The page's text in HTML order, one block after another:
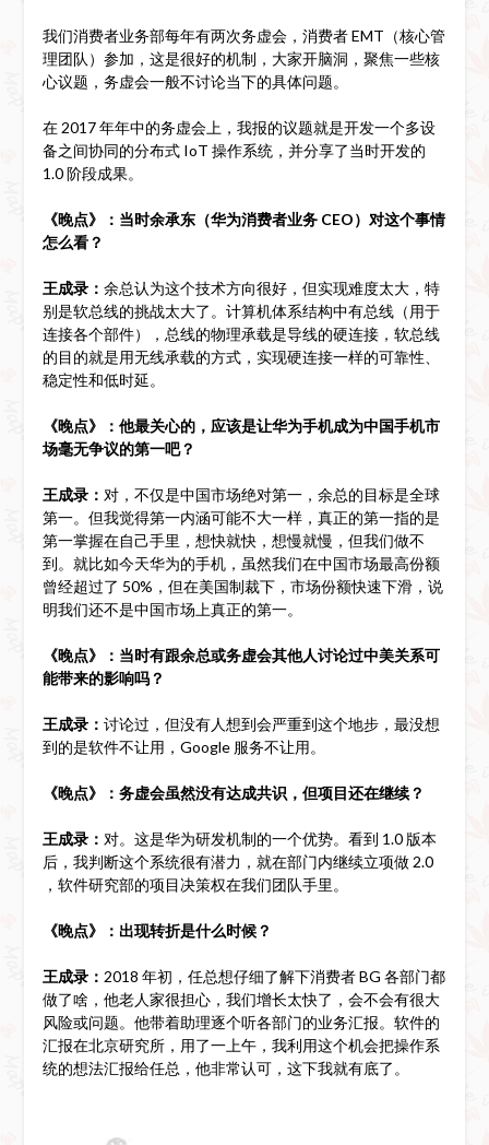
我们消费者业务部每年有两次务虚会，消费者 EMT（核心管
理团队）参加，这是很好的机制，大家开脑洞，聚焦一些核
心议题，务虚会一般不讨论当下的具体问题。
在 2017 年年中的务虚会上，我报的议题就是开发一个多设
备之间协同的分布式 IoT 操作系统，并分享了当时开发的
1.0 阶段成果。
《晚点》：当时余承东（华为消费者业务 CEO）对这个事情
怎么看？
王成录： 余总认为这个技术方向很好，但实现难度太大，特
别是软总线的挑战太大了。计算机体系结构中有总线（用于
连接各个部件），总线的物理承载是导线的硬连接，软总线
的目的就是用无线承载的方式，实现硬连接一样的可靠性、
稳定性和低时延。
《晚点》：他最关心的，应该是让华为手机成为中国手机市
场毫无争议的第一吧？
王成录： 对，不仅是中国市场绝对第一，余总的目标是全球
第一。但我觉得第一内涵可能不大一样，真正的第一指的是
第一掌握在自己手里，想快就快，想慢就慢，但我们做不
到。就比如今天华为的手机，虽然我们在中国市场最高份额
曾经超过了 50%，但在美国制裁下，市场份额快速下滑，说
明我们还不是中国市场上真正的第一。
《晚点》：当时有跟余总或务虚会其他人讨论过中美关系可
能带来的影响吗？
王成录： 讨论过，但没有人想到会严重到这个地步，最没想
到的是软件不让用，Google 服务不让用。
《晚点》：务虚会虽然没有达成共识，但项目还在继续？
王成录： 对。这是华为研发机制的一个优势。看到 1.0 版本
后，我判断这个系统很有潜力，就在部门内继续立项做 2.0
，软件研究部的项目决策权在我们团队手里。
《晚点》：出现转折是什么时候？
王成录： 2018 年初，任总想仔细了解下消费者 BG 各部门都
做了啥，他老人家很担心，我们增长太快了，会不会有很大
风险或问题。他带着助理逐个听各部门的业务汇报。软件的
汇报在北京研究所，用了一上午，我利用这个机会把操作系
统的想法汇报给任总，他非常认可，这下我就有底了。